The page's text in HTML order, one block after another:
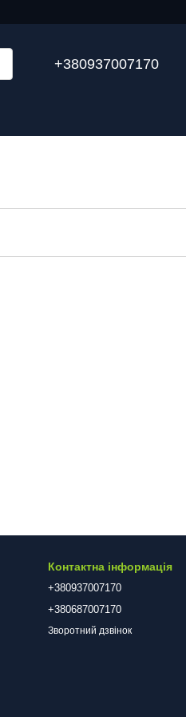
+380937007170
Контактна інформація
+380937007170
+380687007170
Зворотний дзвінок